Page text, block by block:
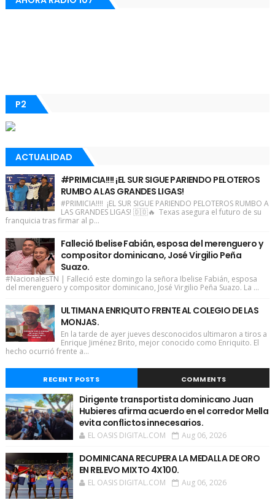
P2
ACTUALIDAD
#PRIMICIA!!!! ¡EL SUR SIGUE PARIENDO PELOTEROS
RUMBO A LAS GRANDES LIGAS!
#PRIMICIA!!!! ¡EL SUR SIGUE PARIENDO PELOTEROS RUMBO A
LAS GRANDES LIGAS! 🇩🇴🔥 Texas asegura el futuro de su
franquicia tras firmar al p...
Falleció Ibelise Fabián, esposa del merenguero y
compositor dominicano, José Virgilio Peña
Suazo.
#NacionalesTN | Falleció este domingo la señora Ibelise Fabián, esposa
del merenguero y compositor dominicano, José Virgilio Peña Suazo. La ...
ULTIMAN A ENRIQUITO FRENTE AL COLEGIO DE LAS
MONJAS.
En la tarde de ayer jueves desconocidos ultimaron a tiros a
Enrique Jiménez Brito, mejor conocido como Enriquito. El
hecho ocurrió frente a...
RECENT POSTS COMMENTS
Dirigente transportista dominicano Juan
Hubieres afirma acuerdo en el corredor Mella
evita conflictos innecesarios.
EL OASIS DIGITAL.COM Aug 06, 2026
DOMINICANA RECUPERA LA MEDALLA DE ORO
EN RELEVO MIXTO 4X100.
EL OASIS DIGITAL.COM Aug 06, 2026